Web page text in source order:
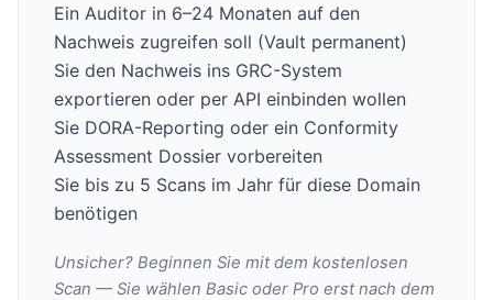
Ein Auditor in 6–24 Monaten auf den
Nachweis zugreifen soll (Vault permanent)
Sie den Nachweis ins GRC-System
exportieren oder per API einbinden wollen
Sie DORA-Reporting oder ein Conformity
Assessment Dossier vorbereiten
Sie bis zu 5 Scans im Jahr für diese Domain
benötigen
Unsicher? Beginnen Sie mit dem kostenlosen
Scan — Sie wählen Basic oder Pro erst nach dem